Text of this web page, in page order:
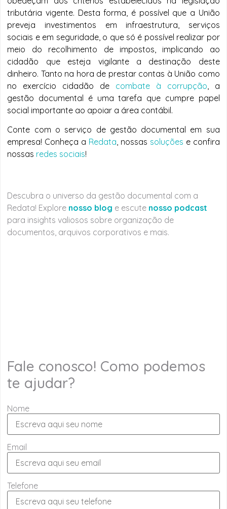
tributária vigente. Desta forma, é possível que a União
preveja investimentos em infraestrutura, serviços
sociais e em seguridade, o que só é possível realizar por
meio do recolhimento de impostos, implicando ao
cidadão que esteja vigilante a destinação deste
dinheiro. Tanto na hora de prestar contas à União como
no exercício cidadão de
combate à corrupção , a
gestão documental é uma tarefa que cumpre papel
social importante ao apoiar a área contábil.
Conte com o serviço de gestão documental em sua
empresa! Conheça a Redata , nossas soluções e confira
nossas redes sociais!
Descubra o universo da gestão documental com a
Redata! Explore nosso blog e escute nosso podcast
para insights valiosos sobre organização de
documentos, arquivos corporativos e mais.
Fale conosco! Como podemos
te ajudar?
Nome
Email
Telefone